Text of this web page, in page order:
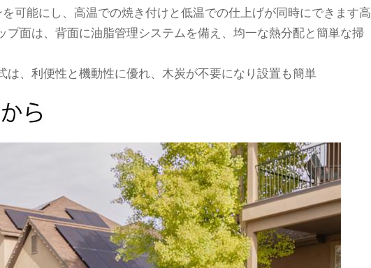
可能にし、高温での焼き付けと低温での仕上げが同時にできます高
プ面は、背面に油脂管理システムを備え、均一な熱分配と簡単な掃
、利便性と機動性に優れ、木炭が不要になり設置も簡単